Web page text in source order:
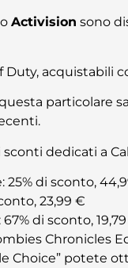
Activision sono
Duty, acquistabili
particolare
dedicati a
25% di sconto,
23,99 €
di sconto,
Chronicles
Choice” potete